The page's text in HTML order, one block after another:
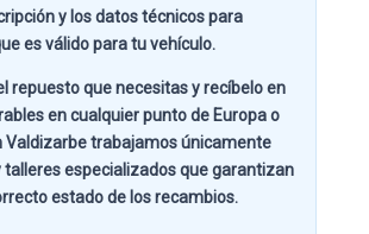
y los datos técnicos para
es válido para tu vehículo.
repuesto que necesitas y recíbelo en
en cualquier punto de Europa o
Valdizarbetrabajamos únicamente
talleres especializados que garantizan
estado de los recambios.